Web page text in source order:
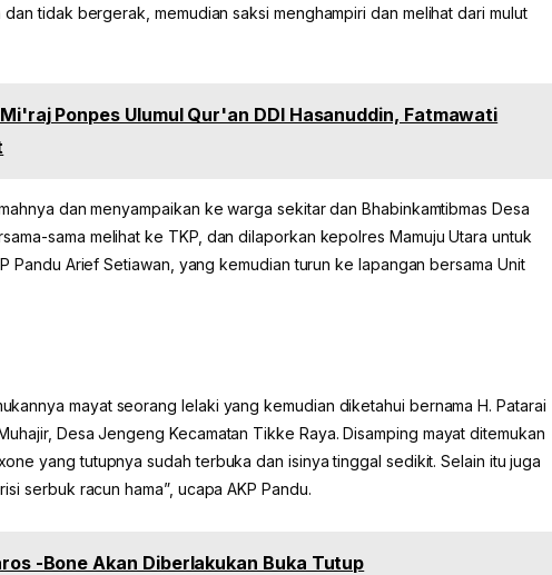
tidak bergerak, memudian saksi menghampiri dan melihat dari mulut
Ponpes Ulumul Qur'an DDI Hasanuddin, Fatmawati
dan menyampaikan ke warga sekitar dan Bhabinkamtibmas Desa
sama melihat ke TKP, dan dilaporkan kepolres Mamuju Utara untuk
Pandu Arief Setiawan, yang kemudian turun ke lapangan bersama Unit
mayat seorang lelaki yang kemudian diketahui bernama H. Patarai
Desa Jengeng Kecamatan Tikke Raya. Disamping mayat ditemukan
yang tutupnya sudah terbuka dan isinya tinggal sedikit. Selain itu juga
serbuk racun hama”, ucapa AKP Pandu.
-Bone Akan Diberlakukan Buka Tutup